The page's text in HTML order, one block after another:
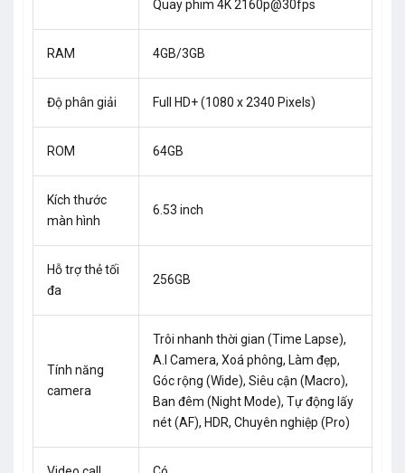
Quay phim 4K 2160p@30fps
RAM 4GB/3GB
Độ phân giải Full HD+ (1080 x 2340 Pixels)
ROM 64GB
Kích thước
màn hình
6.53 inch
Hỗ trợ thẻ tối
đa
256GB
Tính năng
camera
Trôi nhanh thời gian (Time Lapse),
A.I Camera, Xoá phông, Làm đẹp,
Góc rộng (Wide), Siêu cận (Macro),
Ban đêm (Night Mode), Tự động lấy
nét (AF), HDR, Chuyên nghiệp (Pro)